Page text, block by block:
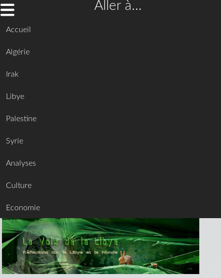
Aller à…
Accueil
Algérie
Irak
Libye
Palestine
Syrie
Analyses
Culture
Economie